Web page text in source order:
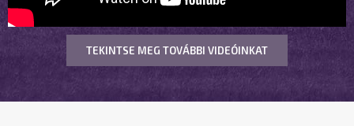
TEKINTSE MEG TOVÁBBI VIDEÓINKAT